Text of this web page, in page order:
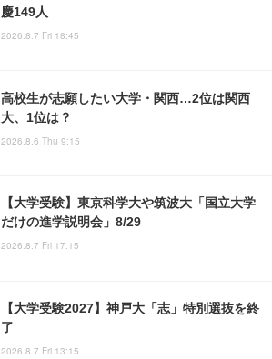
慶149人
2026.8.7 Fri 18:45
高校生が志願したい大学・関西…2位は関西
大、1位は？
2026.8.6 Thu 9:15
【大学受験】東京科学大や筑波大「国立大学
だけの進学説明会」8/29
2026.8.7 Fri 17:15
【大学受験2027】神戸大「志」特別選抜を終
了
2026.8.7 Fri 13:15